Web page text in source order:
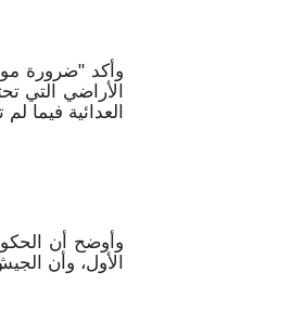
وأكد "ضرورة
الأراضي التي
العدائية فيما
وأوضح أن
الأول، وأن